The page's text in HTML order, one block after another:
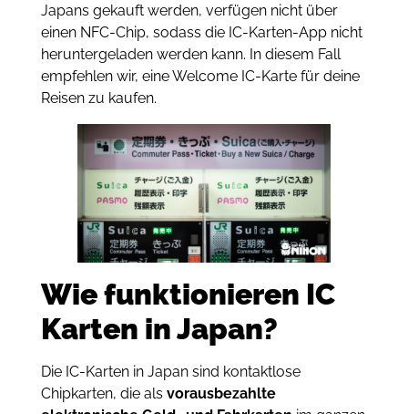
Japans gekauft werden, verfügen nicht über
einen NFC-Chip, sodass die IC-Karten-App nicht
heruntergeladen werden kann. In diesem Fall
empfehlen wir, eine Welcome IC-Karte für deine
Reisen zu kaufen.
Wie funktionieren IC
Karten in Japan?
Die IC-Karten in Japan sind kontaktlose
Chipkarten, die als vorausbezahlte